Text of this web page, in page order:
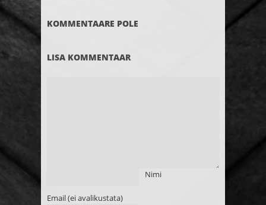
KOMMENTAARE POLE
LISA KOMMENTAAR
Nimi
Email (ei avalikustata)